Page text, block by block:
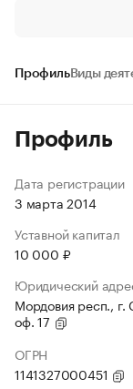
ПрофильВиды
Профиль
Дата регистрации
3 марта 2014
Уставной капитал
10 000 ₽
Юридический
Мордовия респ.,
оф. 17
ОГРН
1141327000451